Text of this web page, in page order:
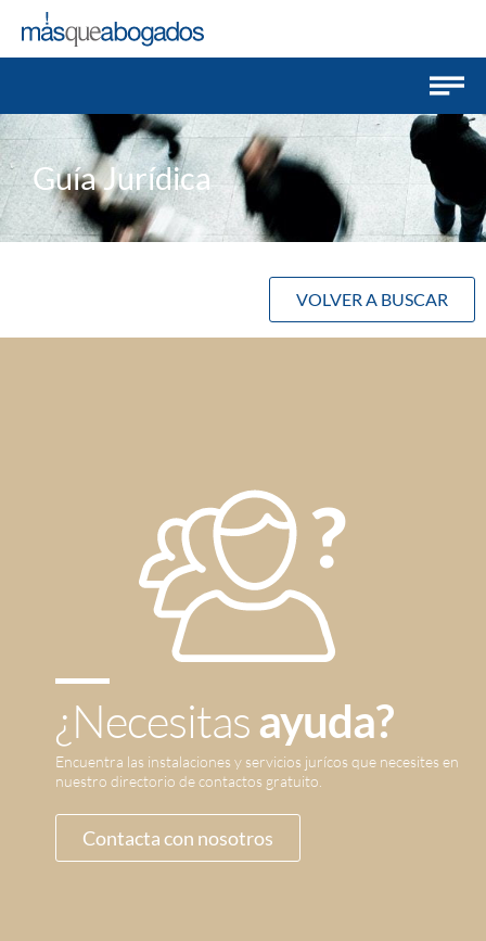
Guía Jurídica
VOLVER A BUSCAR
¿Necesitasayuda?
Encuentra las instalaciones y servicios jurícos que necesites en
nuestro directorio de contactos gratuito.
Contacta con nosotros